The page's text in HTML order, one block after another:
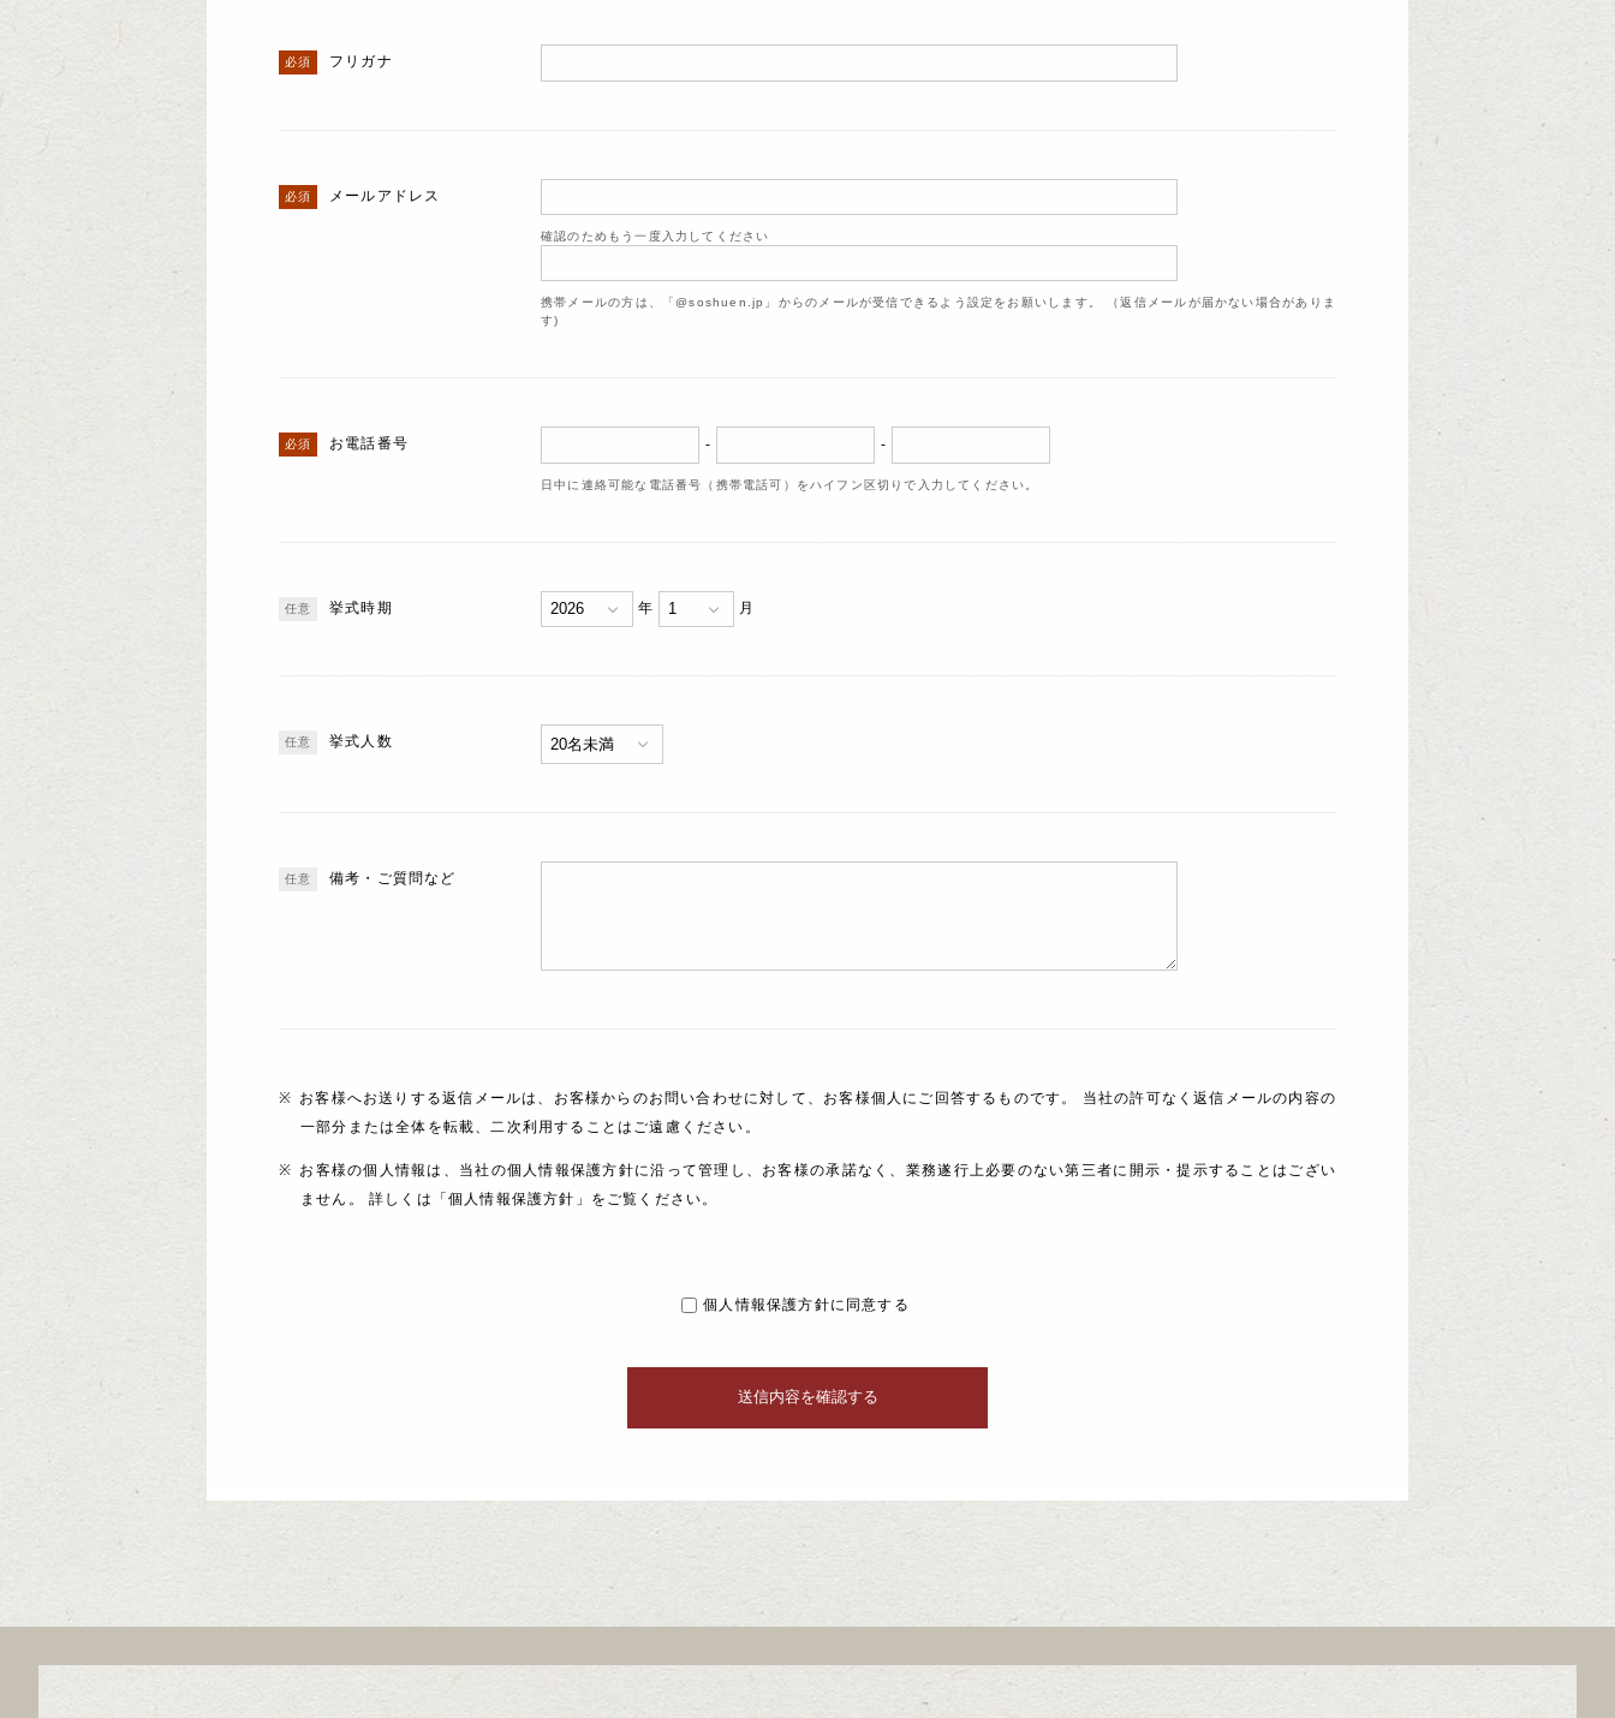
フリガナ
メールアドレス
確認のためもう一度入力してください
携帯メールの方は、「@soshuen.jp」からのメールが受信できるよう設定をお願いします。 （返信メールが届かない場合がありま
す)
お電話番号 - -
日中に連絡可能な電話番号（携帯電話可）をハイフン区切りで入力してください。
挙式時期 年 月
挙式人数
備考・ご質問など
お客様へお送りする返信メールは、お客様からのお問い合わせに対して、お客様個人にご回答するものです。 当社の許可なく返信メールの内容の
一部分または全体を転載、二次利用することはご遠慮ください。
お客様の個人情報は、当社の個人情報保護方針に沿って管理し、お客様の承諾なく、業務遂行上必要のない第三者に開示・提示することはござい
ません。 詳しくは「個人情報保護方針」をご覧ください。
個人情報保護方針に同意する